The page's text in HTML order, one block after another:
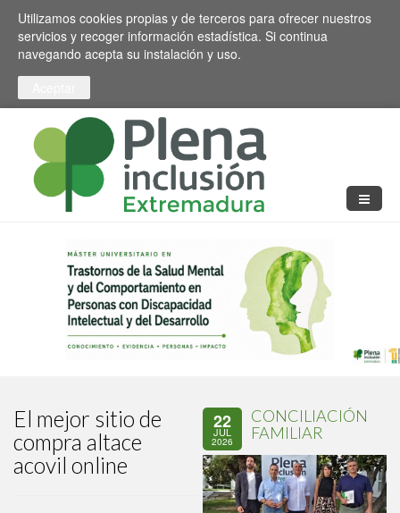
Pasar al contenido principal
Toggle high contrast
Utilizamos cookies propias y de terceros para ofrecer nuestros
servicios y recoger información estadística. Si continua
navegando acepta su instalación y uso.
El mejor sitio de
compra altace
acovil online
22
JUL
2026
CONCILIACIÓN
FAMILIAR